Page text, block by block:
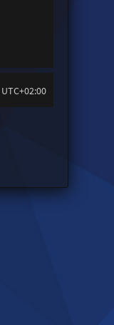
UTC+02:00